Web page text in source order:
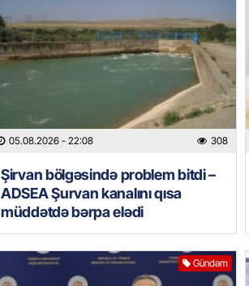
05.08.2026 - 22:08 308
Şirvan bölgəsində problem bitdi –
ADSEA Şurvan kanalını qısa
müddətdə bərpa elədi
Gündəm